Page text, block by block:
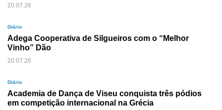
20.07.26
Diário
Adega Cooperativa de Silgueiros com o “Melhor
Vinho” Dão
20.07.26
Diário
Academia de Dança de Viseu conquista três pódios
em competição internacional na Grécia